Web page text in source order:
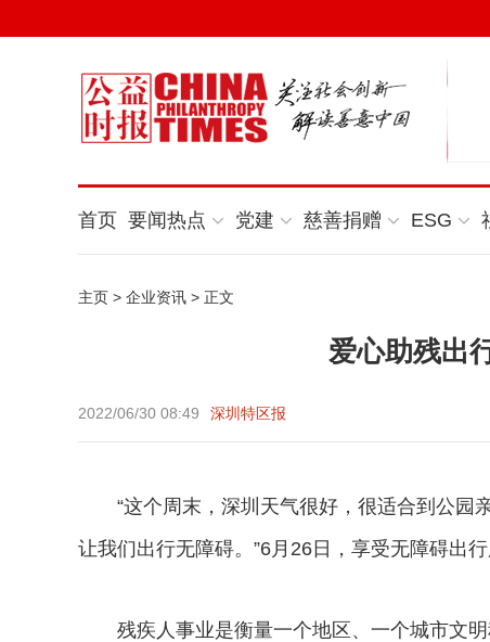
首页 要闻热点 党建 慈善捐赠 ESG
主页 > 企业资讯 > 正文
爱心助残出
2022/06/30 08:49 深圳特区报
“这个周末，深圳天气很好，很适合到公园
让我们出行无障碍。”6月26日，享受无障碍出
残疾人事业是衡量一个地区、一个城市文明